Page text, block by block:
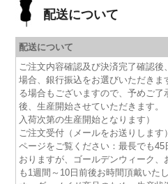
配送について
配送について
ご注文内容確認及び決済完了確認
場合、銀行振込をお選びいただき
る場合もございますので、予めご
後、生産開始させていただきます
入荷次第の生産開始となります）
ご注文受付（メールをお送りしま
ページをご覧ください：最長でも
おりますが、ゴールデンウィーク、
も1週間～10日前後お時間頂戴いたし